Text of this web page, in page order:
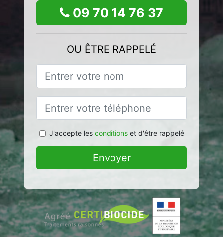
09 70 14 76 37
OU ÊTRE RAPPELÉ
J'accepte les conditionset d'être rappelé
Envoyer